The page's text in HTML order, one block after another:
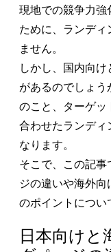
現地での競争力強
ために、ランデ
ません。
しかし、国内向
があるのでしょう
のこと、ターゲッ
合わせたランディ
なります。
そこで、この記事
ジの違いや海外
のポイントについ
日本向けと